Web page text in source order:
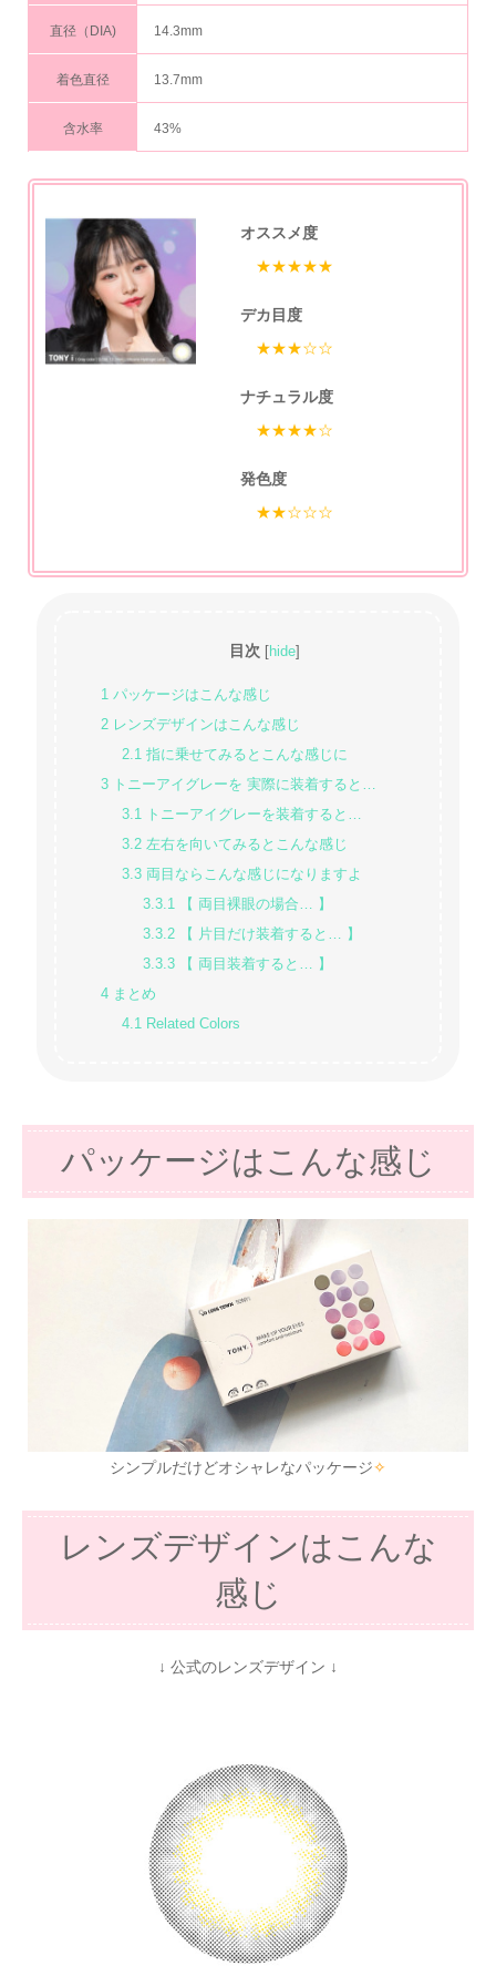
直径（DIA) 14.3mm
着色直径 13.7mm
含水率 43%
オススメ度
★★★★★
デカ目度
★★★☆☆
ナチュラル度
★★★★☆
発色度
★★☆☆☆
目次 hide
1 パッケージはこんな感じ
2 レンズデザインはこんな感じ
2.1 指に乗せてみるとこんな感じに
3 トニーアイグレーを 実際に装着すると…
3.1
トニーアイグレーを装着すると…
3.2左右を向いてみるとこんな感じ
3.3両目ならこんな感じになりますよ
3.3.1
【 両目裸眼の場合… 】
3.3.2【 片目だけ装着すると… 】
3.3.3【 両目装着すると… 】
4 まとめ
4.1
Related Colors
パッケージはこんな感じ
シンプルだけどオシャレなパッケージ✧
レンズデザインはこんな
感じ
↓ 公式のレンズデザイン ↓